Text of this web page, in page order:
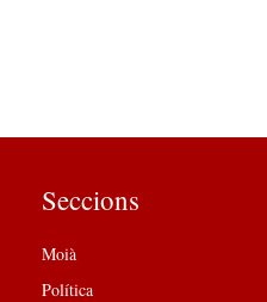
Seccions
Moià
Política